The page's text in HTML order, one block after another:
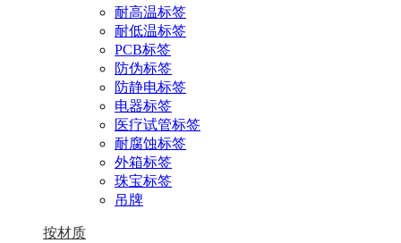
耐高温标签
耐低温标签
PCB标签
防伪标签
防静电标签
电器标签
医疗试管标签
耐腐蚀标签
外箱标签
珠宝标签
吊牌
按材质